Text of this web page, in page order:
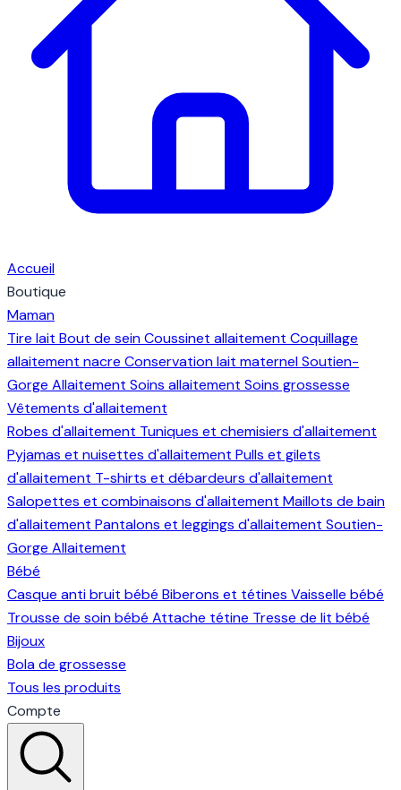
Accueil
Boutique
Maman
Tire lait Bout de seinCoussinet allaitement Coquillage
allaitement nacre Conservation lait maternelSoutien-
Gorge Allaitement Soins allaitement Soins grossesse
Vêtements d'allaitement
Robes d'allaitement Tuniques et chemisiers d'allaitement
Pyjamas et nuisettes d'allaitement Pulls et gilets
d'allaitement T-shirts et débardeurs d'allaitement
Salopettes et combinaisons d'allaitement Maillots de bain
d'allaitement Pantalons et leggings d'allaitement Soutien-
Gorge Allaitement
Bébé
Casque anti bruit bébé Biberons et tétines Vaisselle bébé
Trousse de soin bébé Attache tétine Tresse de lit bébé
Bijoux
Bola de grossesse
Tous les produits
Compte